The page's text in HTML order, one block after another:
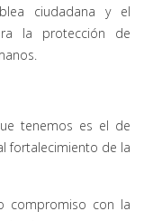
ciudadana y el
la protección de
tenemos es el de
fortalecimiento de la
compromiso con la